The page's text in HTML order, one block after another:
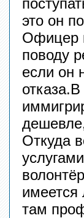
это он
Офицер
поводу
если он
Откуда
там